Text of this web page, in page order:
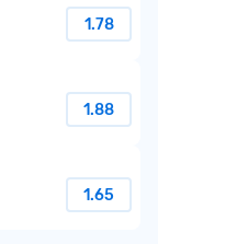
1.78
1.88
1.65